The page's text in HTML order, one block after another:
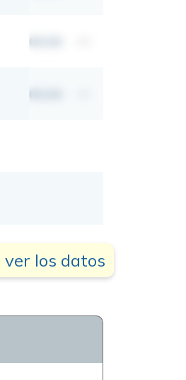
00,00
00,00
los datos